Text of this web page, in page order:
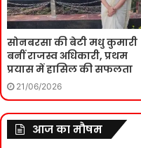
सोनबरसा की बेटी मधु कुमारी
बनीं राजस्व अधिकारी, प्रथम
प्रयास में हासिल की सफलता
21/06/2026
आज का मौषम